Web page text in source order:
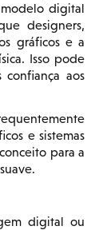
digital
designers,
gráficos e a
Isso pode
confiança aos
e sistemas
para a
digital ou